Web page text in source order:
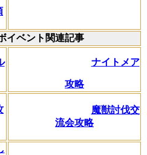
イベント関連記事
ナイトメア
攻略
魔獣討伐交
流会攻略